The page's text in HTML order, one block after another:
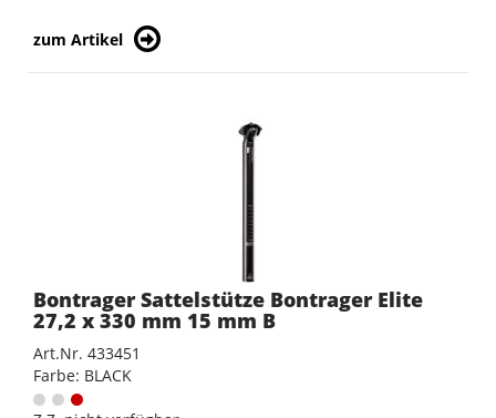
zum Artikel
Bontrager Sattelstütze Bontrager Elite
27,2 x 330 mm 15 mm B
Art.Nr. 433451
Farbe: BLACK